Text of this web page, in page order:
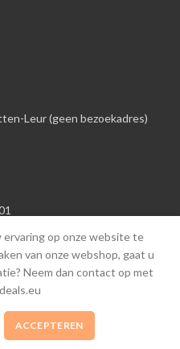
Leur (geen bezoekadres)
Algemene Voorwaarden
ervaring op onze website te
van onze webshop, gaat u
Neem dan contact op met
ACCEPTEREN